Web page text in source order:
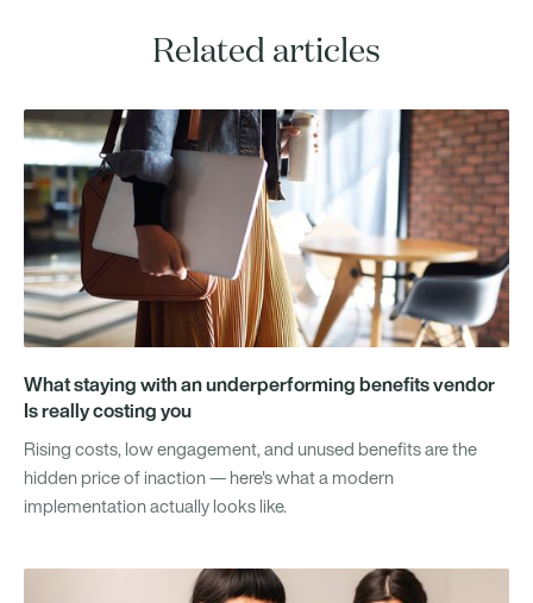
Related articles
What staying with an underperforming benefits vendor
Is really costing you
Rising costs, low engagement, and unused benefits are the
hidden price of inaction — here's what a modern
implementation actually looks like.